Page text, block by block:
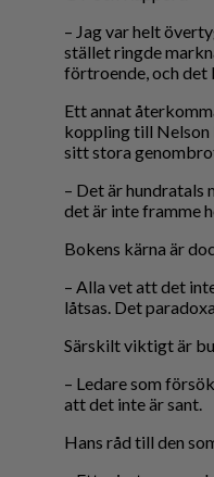
– Jag var helt
stället ringde
förtroende, och det
Ett annat
koppling till Nelson
sitt stora
– Det är hundratals
det är inte framme
Bokens kärna är
– Alla vet att det
låtsas. Det
Särskilt viktigt är
– Ledare som
att det inte är sant.
Hans råd till den